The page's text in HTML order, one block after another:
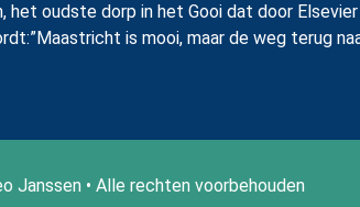
het oudste dorp in het Gooi dat door
is mooi, maar de weg terug
Janssen • Alle rechten voorbehouden